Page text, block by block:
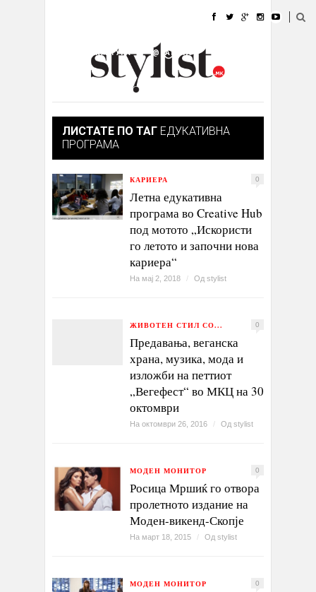
УБАВИНА
КУЛТУРА @РАБОТА
ИЗЛОГ
ЛИСТАТЕ ПО ТАГ ЕДУКАТИВНА
ПРОГРАМА
КАРИЕРА 0
Летна едукативна
програма во Creative Hub
под мотото „Искористи
го летото и започни нова
кариера“
На мај 2, 2018 / Од stylist
ЖИВОТЕН СТИЛ СО... 0
Предавања, веганска
храна, музика, мода и
изложби на петтиот
„Вегефест“ во МКЦ на 30
октомври
На октомври 26, 2016 / Од stylist
МОДЕН МОНИТОР 0
Росица Мршиќ го отвора
пролетното издание на
Моден-викенд-Скопје
На март 18, 2015 / Од stylist
МОДЕН МОНИТОР 0